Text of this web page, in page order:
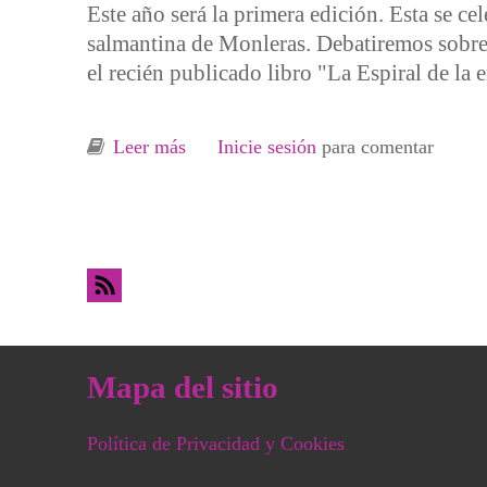
Este año será la primera edición. Esta se
salmantina de Monleras. Debatiremos
el recién publicado libro "La Espiral de la
Leer más sobre Primera Escuela Social
Inicie sesiónpara comentar
Mapa del sitio
Política de Privacidad y Cookies